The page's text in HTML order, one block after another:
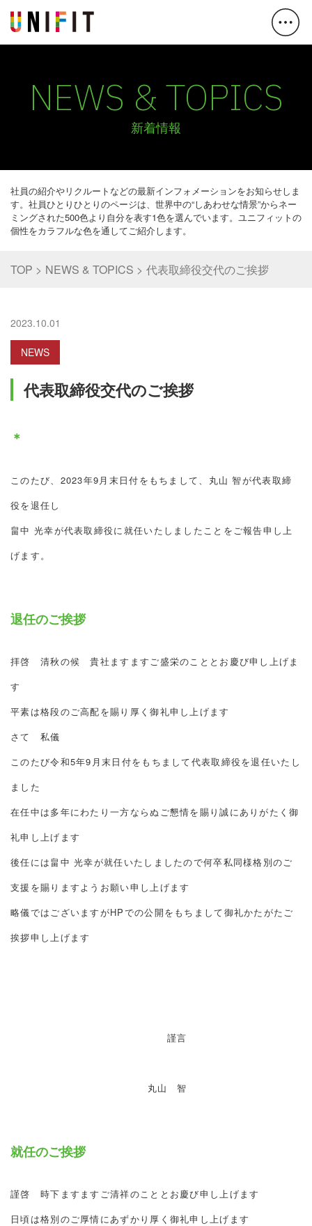
NEWS & TOPICS
新着情報
社員の紹介やリクルートなどの最新インフォメーションをお知らせしま
す。社員ひとりひとりのページは、世界中の“しあわせな情景”からネー
ミングされた500色より自分を表す1色を選んでいます。ユニフィットの
個性をカラフルな色を通してご紹介します。
TOP NEWS & TOPICS 代表取締役交代のご挨拶
2023.10.01
NEWS
代表取締役交代のご挨拶
＊
このたび、2023年9月末日付をもちまして、丸山 智が代表取締
役を退任し
畠中 光幸が代表取締役に就任いたしましたことをご報告申し上
げます。
退任のご挨拶
拝啓 清秋の候 貴社ますますご盛栄のこととお慶び申し上げま
す
平素は格段のご高配を賜り厚く御礼申し上げます
さて 私儀
このたび令和5年9月末日付をもちまして代表取締役を退任いたし
ました
在任中は多年にわたり一方ならぬご懇情を賜り誠にありがたく御
礼申し上げます
後任には畠中 光幸が就任いたしましたので何卒私同様格別のご
支援を賜りますようお願い申し上げます
略儀ではございますがHPでの公開をもちまして御礼かたがたご
挨拶申し上げます
謹言
丸山 智
就任のご挨拶
謹啓 時下ますますご清祥のこととお慶び申し上げます
日頃は格別のご厚情にあずかり厚く御礼申し上げます